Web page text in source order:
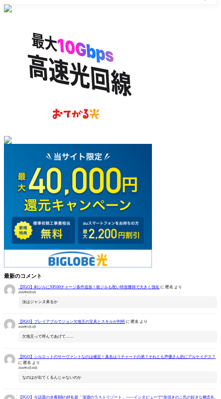
を
検
最新のコメント
【FGO】剣ジルにNP100チャージ条件追加！術ジルも呪い特攻獲得で大きく強化 に 匿名 より
2026年8月6日
汝はジャンヌ来るか
【FGO】プレイアブルでジョン欠地王の宝具とスキルが判明 に 匿名 より
2026年5月2日
欠地王って呼んであげて……
【FGO】シルエットのサーヴァントなのは確定！真名はリチャードの弟？それとも声優さん的にアルケイデス？
に匿名 より
2026年4月28日
なのはが出てくるんじゃないのか
【FGO】今話題の水着BBの絆礼装「深淵のラストリゾート」――インタビューで“奈須きのこ氏の好きな概念礼